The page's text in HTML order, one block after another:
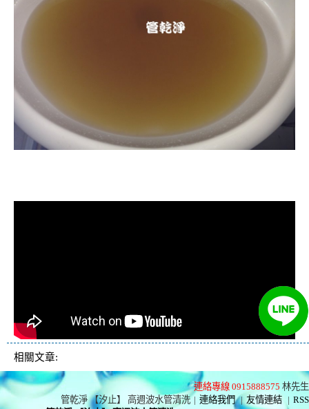
相關文章:
連絡專線 0915888575 林先生
管乾淨 【汐止】 高週波水管清洗 | 連絡我們 | 友情連結 | RSS